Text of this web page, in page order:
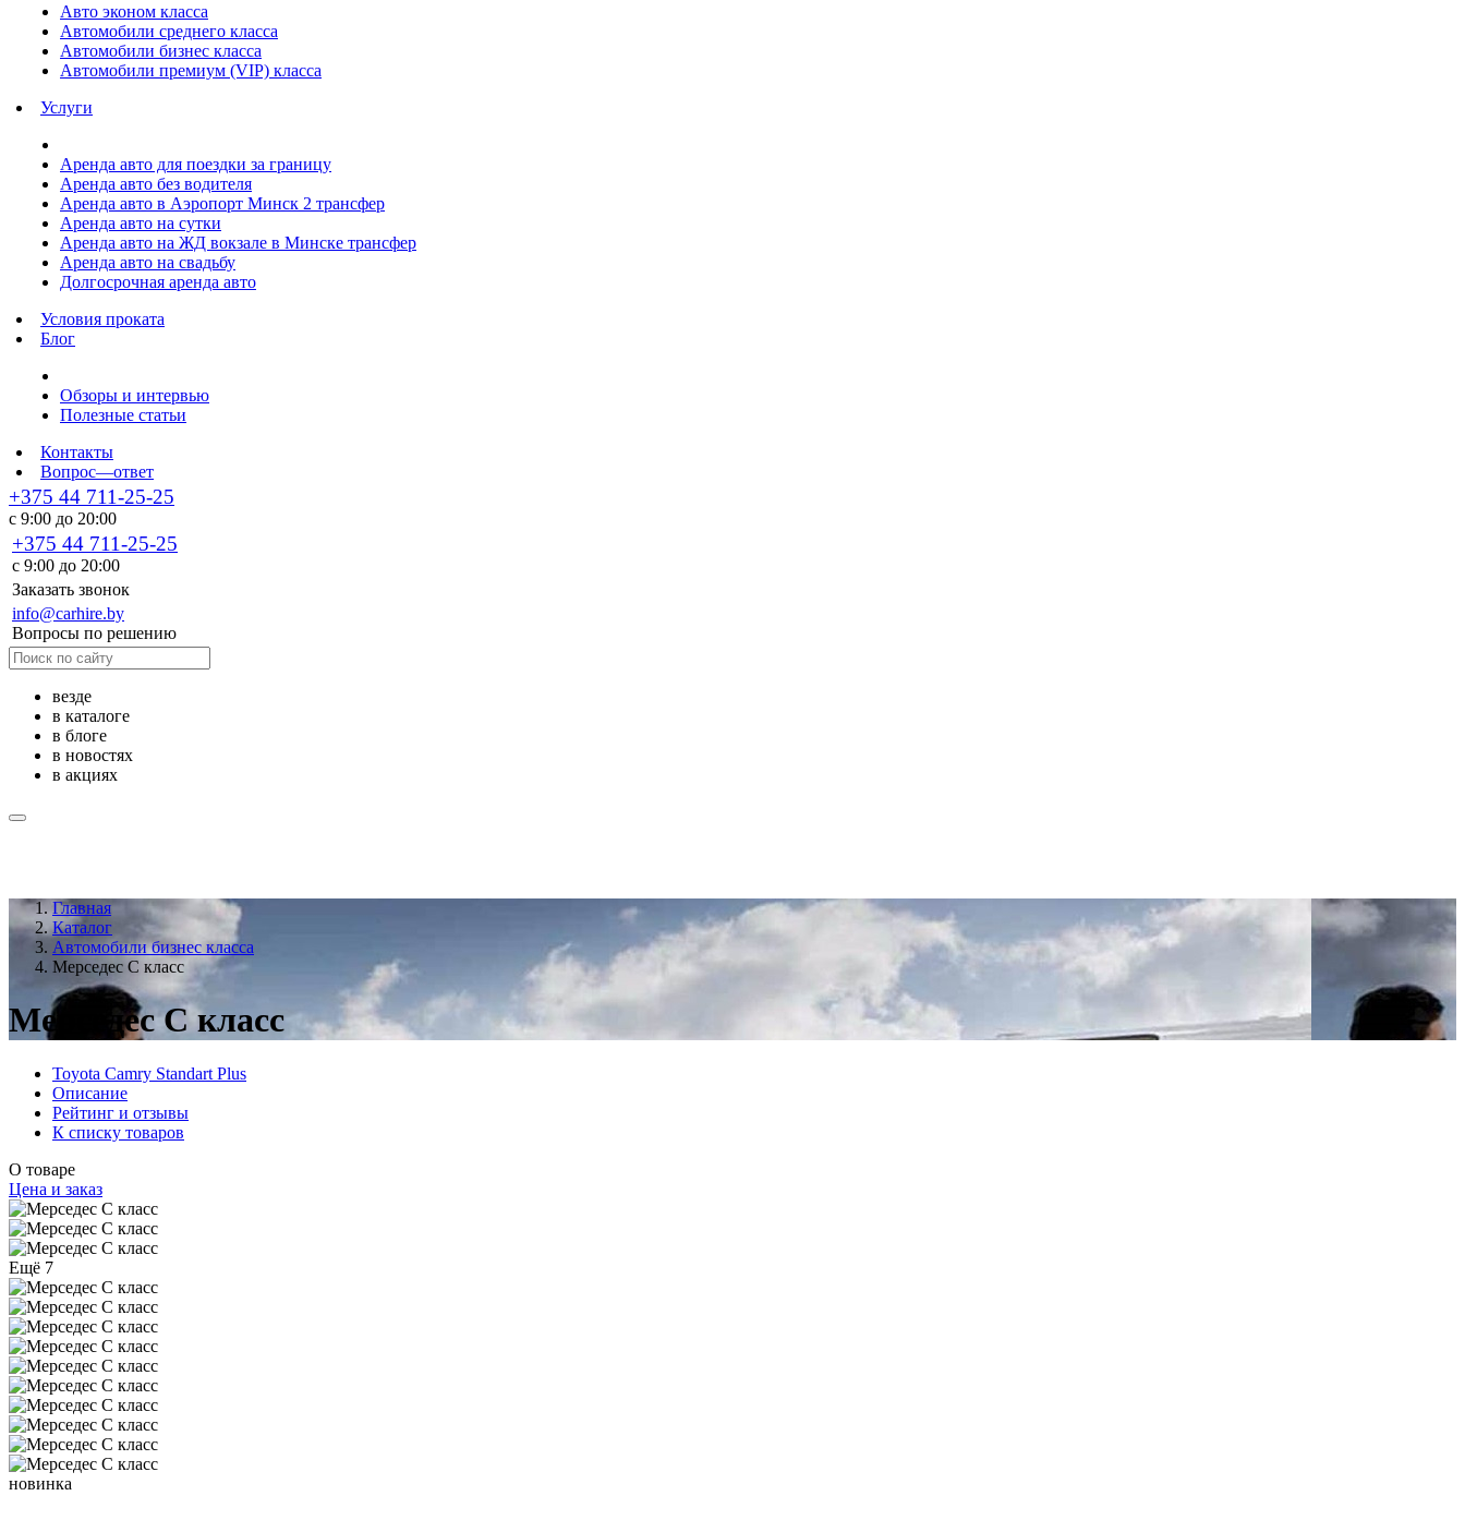
Авто эконом класса
Автомобили среднего класса
Автомобили бизнес класса
Автомобили премиум (VIP) класса
Услуги
Аренда авто для поездки за границу
Аренда авто без водителя
Аренда авто в Аэропорт Минск 2 трансфер
Аренда авто на сутки
Аренда авто на ЖД вокзале в Минске трансфер
Аренда авто на свадьбу
Долгосрочная аренда авто
Условия проката
Блог
Обзоры и интервью
Полезные статьи
Контакты
Вопрос—ответ
+375 44 711-25-25
с 9:00 до 20:00
+375 44 711-25-25
с 9:00 до 20:00
Заказать звонок
info@carhire.by
Вопросы по решению
везде
в каталоге
в блоге
в новостях
в акциях
Главная
Каталог
Автомобили бизнес класса
Мерседес С класс
Мерседес С класс
Toyota Camry Standart Plus
Описание
Рейтинг и отзывы
К списку товаров
О товаре
Цена и заказ
Ещё 7
новинка